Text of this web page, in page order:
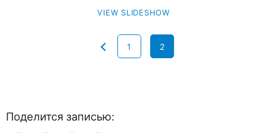
VIEW SLIDESHOW
1 2
Поделится записью: